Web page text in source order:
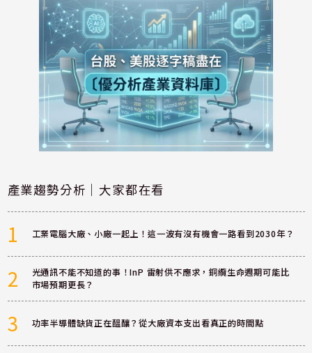
產業趨勢分析｜大家都在看
1 工業電腦大廠、小廠一起上！這一波有沒有機會一路看到2030年？
2
光通訊不能不知道的事！InP 雷射供不應求，銅纜生命週期可能比
市場預期更長？
3 功率半導體缺貨正在醞釀？從大廠資本支出看真正的時間點